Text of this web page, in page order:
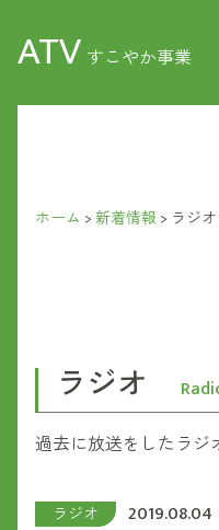
ATV すこやか事業
ホーム >新着情報> ラジオ
ラジオ
過去に放送をしたラジ
ラジオ 2019.08.04